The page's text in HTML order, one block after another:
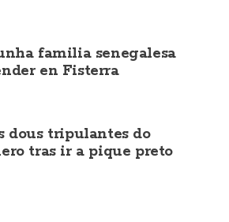
familia senegalesa
en Fisterra
dous tripulantes do
tras ir a pique preto